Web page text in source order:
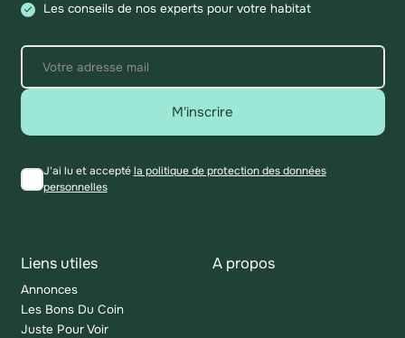
Les conseils de nos experts pour votre habitat
M'inscrire
J'ai lu et acceptéla politique de protection des données
personnelles
Liens utiles
Annonces
Les Bons Du Coin
Juste Pour Voir
A propos